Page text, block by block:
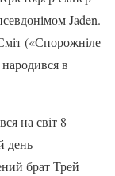
Jaden.
(«Спорожніле
в
на світ 8
день
брат Трей